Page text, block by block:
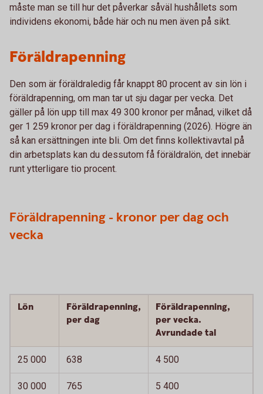
måste man se till hur det påverkar såväl hushållets som
individens ekonomi, både här och nu men även på sikt.
Föräldrapenning
Den som är föräldraledig får knappt 80 procent av sin lön i
föräldrapenning, om man tar ut sju dagar per vecka. Det
gäller på lön upp till max 49 300 kronor per månad, vilket då
ger 1 259 kronor per dag i föräldrapenning (2026). Högre än
så kan ersättningen inte bli. Om det finns kollektivavtal på
din arbetsplats kan du dessutom få föräldralön, det innebär
runt ytterligare tio procent.
Föräldrapenning - kronor per dag och
vecka
Lön
Föräldrapenning,
per dag
Föräldrapenning,
per vecka.
Avrundade tal
25 000 638 4 500
30 000 765 5 400